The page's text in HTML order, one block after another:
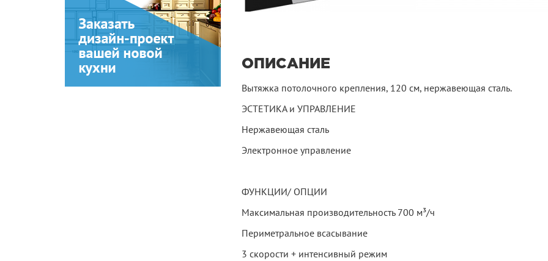
ОПИСАНИЕ
Вытяжка потолочного крепления, 120 см, нержавеющая сталь.
ЭСТЕТИКА и УПРАВЛЕНИЕ
Нержавеющая сталь
Электронное управление
ФУНКЦИИ/ ОПЦИИ
Максимальная производительность 700 м³/ч
Периметральное всасывание
3 скорости + интенсивный режим